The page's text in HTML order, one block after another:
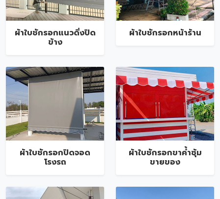
ผ้าใบชักรอกแนวดิ่งปิด
ข้าง
ผ้าใบชักรอกหน้าร้าน
ผ้าใบชักรอกปิดจอด
โรงรถ
ผ้าใบชักรอกขาค้ำซุ้ม
ขายของ